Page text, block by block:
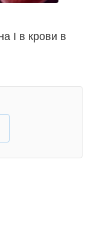
I в крови в